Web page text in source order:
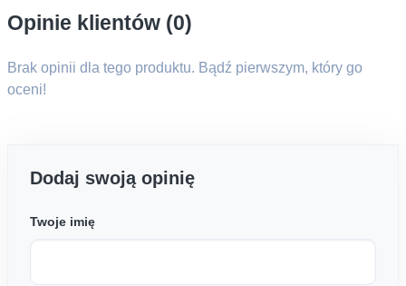
Opinie klientów (0)
Brak opinii dla tego produktu. Bądź pierwszym, który go
oceni!
Dodaj swoją opinię
Twoje imię